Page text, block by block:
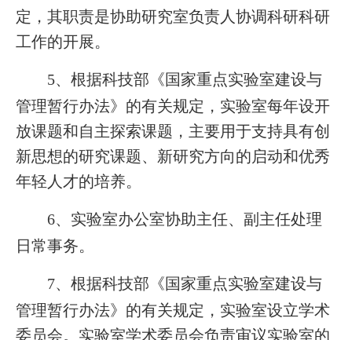
定，其职责是协助研究室负责人协调科研科研
工作的开展。
5、根据科技部《国家重点实验室建设与
管理暂行办法》的有关规定，实验室每年设开
放课题和自主探索课题，主要用于支持具有创
新思想的研究课题、新研究方向的启动和优秀
年轻人才的培养。
6、实验室办公室协助主任、副主任处理
日常事务。
7、根据科技部《国家重点实验室建设与
管理暂行办法》的有关规定，实验室设立学术
委员会。实验室学术委员会负责审议实验室的